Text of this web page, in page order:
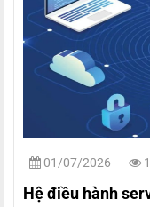
01/07/2026
Hệ điều hành